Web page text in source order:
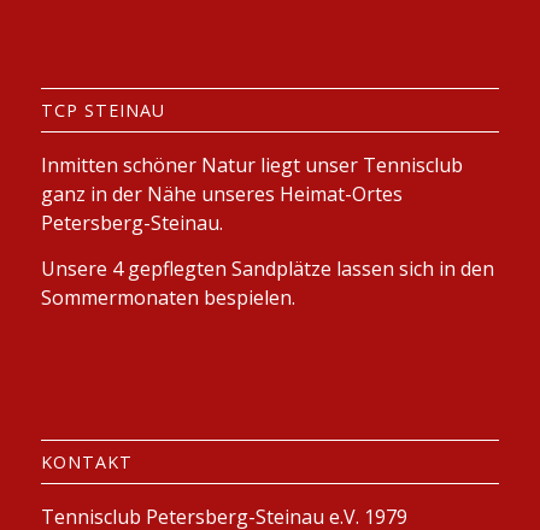
TCP STEINAU
Inmitten schöner Natur liegt unser Tennisclub
ganz in der Nähe unseres Heimat-Ortes
Petersberg-Steinau.
Unsere 4 gepflegten Sandplätze lassen sich in den
Sommermonaten bespielen.
KONTAKT
Tennisclub Petersberg-Steinau e.V. 1979